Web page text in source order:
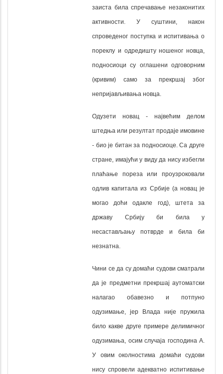
заиста била спречавање незаконитих
активности. У суштини, након
спроведеног поступка и испитивања о
пореклу и одредишту ношеног новца,
подносиоци су оглашени одговорним
(кривим) само за прекршај због
непријављивања новца.
Одузети новац - највећим делом
штедња или резултат продаје имовине
- био је битан за подносиоце. Са друге
стране, имајући у виду да нису избегли
плаћање пореза или проузроковали
одлив капитала из Србије (а новац је
могао доћи одакле год), штета за
државу Србију би била у
несастављању потврде и била би
незнатна.
Чини се да су домаћи судови сматрали
да је предметни прекршај аутоматски
налагао обавезно и потпуно
одузимање, јер Влада није пружила
било какве друге примере делимичног
одузимања, осим случаја господина А.
У овим околностима домаћи судови
нису спровели адекватно испитивање